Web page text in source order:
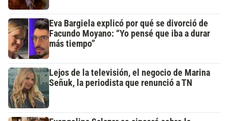
Eva Bargiela explicó por qué se divorció de
Facundo Moyano: “Yo pensé que iba a durar
más tiempo”
Lejos de la televisión, el negocio de Marina
Señuk, la periodista que renunció a TN